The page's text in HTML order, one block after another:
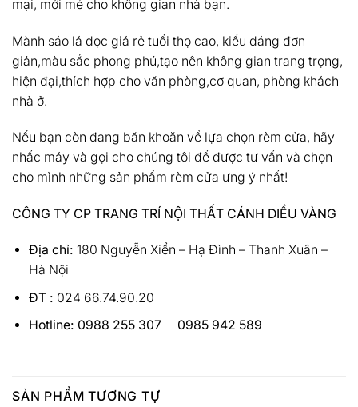
mại, mới mẻ cho không gian nhà bạn.
Mành sáo lá dọc giá rẻ tuổi thọ cao, kiểu dáng đơn
giản,màu sắc phong phú,tạo nên không gian trang trọng,
hiện đại,thích hợp cho văn phòng,cơ quan, phòng khách
nhà ở.
Nếu bạn còn đang băn khoăn về lựa chọn rèm cửa​​, hãy
nhấc máy và gọi cho chúng tôi để được tư vấn và chọn
cho mình những sản phẩm rèm cửa​​ ưng ý nhất!
CÔNG TY CP TRANG TRÍ NỘI THẤT CÁNH DIỀU VÀNG
Địa chỉ: 180 Nguyễn Xiển – Hạ Đình – Thanh Xuân –
Hà Nội
ĐT : 024 66.74.90.20
Hotline: 0988 255 307 0985 942 589
SẢN PHẨM TƯƠNG TỰ